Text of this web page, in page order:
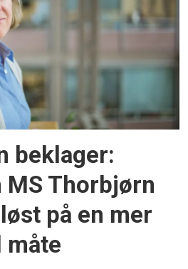
beklager:
Thorbjørn
på en mer
måte